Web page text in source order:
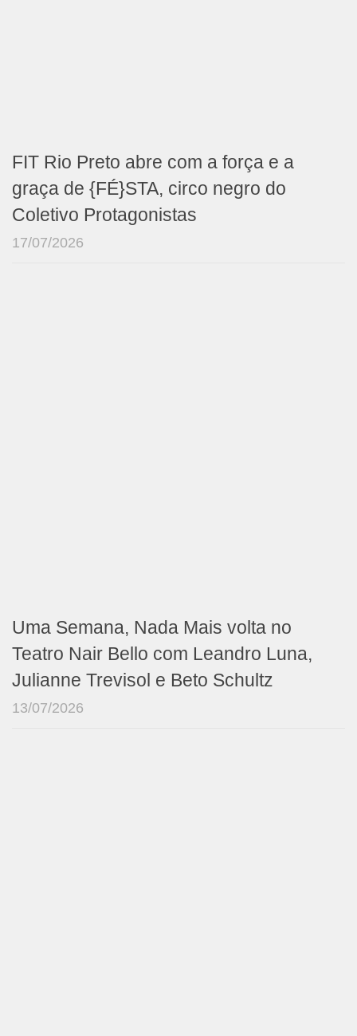
FIT Rio Preto abre com a força e a
graça de {FÉ}STA, circo negro do
Coletivo Protagonistas
17/07/2026
Uma Semana, Nada Mais volta no
Teatro Nair Bello com Leandro Luna,
Julianne Trevisol e Beto Schultz
13/07/2026